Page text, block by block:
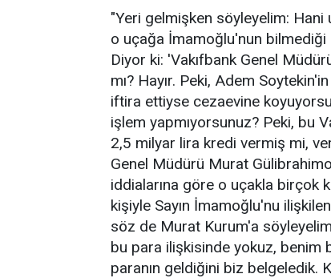
"Yeri gelmişken söyleyelim:
o uçağa İmamoğlu'nun bilmediği
Diyor ki: 'Vakıfbank Genel
mı? Hayır. Peki, Adem
iftira ettiyse cezaevine
işlem yapmıyorsunuz? Peki, bu
2,5 milyar lira kredi vermiş mi,
Genel Müdürü Murat
iddialarına göre o uçakla birçok
kişiyle Sayın İmamoğlu'nu
söz de Murat Kurum'a
bu para ilişkisinde yokuz, benim
paranın geldiğini biz belgeledik.